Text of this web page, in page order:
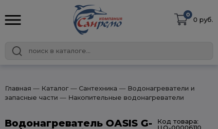
0
0 руб.
Главная ― Каталог ― Сантехника ― Водонагреватели и
запасные части ― Накопительные водонагреватели
Водонагреватель OASIS G-
Код товара: